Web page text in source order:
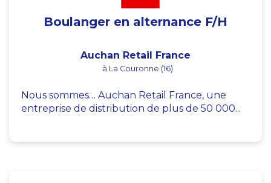
Boulanger en alternance F/H
Auchan Retail France
à La Couronne (16)
Nous sommes… Auchan Retail France, une
entreprise de distribution de plus de 50 000...